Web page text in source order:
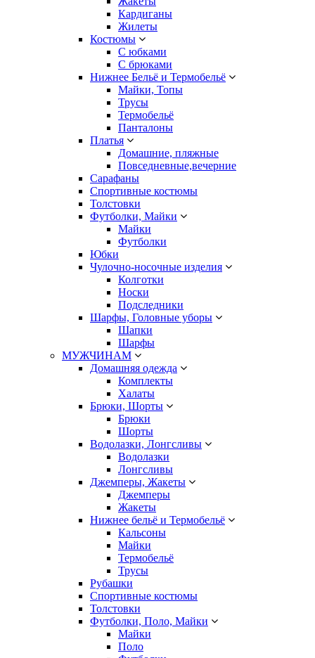
Кардиганы
Жилеты
Костюмы
С юбками
С брюками
Нижнее Бельё и Термобельё
Майки, Топы
Трусы
Термобельё
Панталоны
Платья
Домашние, пляжные
Повседневные,вечерние
Сарафаны
Спортивные костюмы
Толстовки
Футболки, Майки
Майки
Футболки
Юбки
Чулочно-носочные изделия
Колготки
Носки
Подследники
Шарфы, Головные уборы
Шапки
Шарфы
МУЖЧИНАМ
Домашняя одежда
Комплекты
Халаты
Брюки, Шорты
Брюки
Шорты
Водолазки, Лонгсливы
Водолазки
Лонгсливы
Джемперы, Жакеты
Джемперы
Жакеты
Нижнее бельё и Термобельё
Кальсоны
Майки
Термобельё
Трусы
Рубашки
Спортивные костюмы
Толстовки
Футболки, Поло, Майки
Майки
Поло